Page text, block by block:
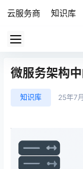
云服务商 知识库
微服务架构
知识库 25年7